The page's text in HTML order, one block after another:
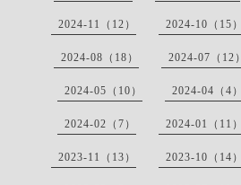
2024-11（12） 2024-10（15）
2024-08（18） 2024-07（12）
2024-05（10） 2024-04（4）
2024-02（7） 2024-01（11）
2023-11（13） 2023-10（14）